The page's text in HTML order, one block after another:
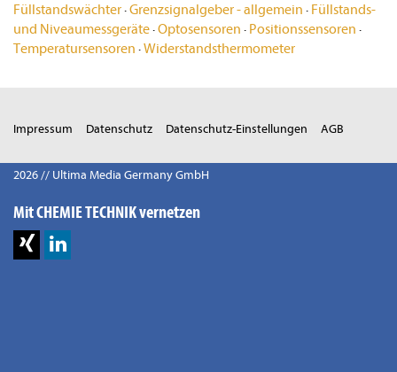
Füllstandswächter·Grenzsignalgeber - allgemein · Füllstands-
und Niveaumessgeräte·Optosensoren · Positionssensoren ·
Temperatursensoren ·Widerstandsthermometer
Impressum Datenschutz Datenschutz-Einstellungen AGB
2026 // Ultima Media Germany GmbH
Mit CHEMIE TECHNIK vernetzen